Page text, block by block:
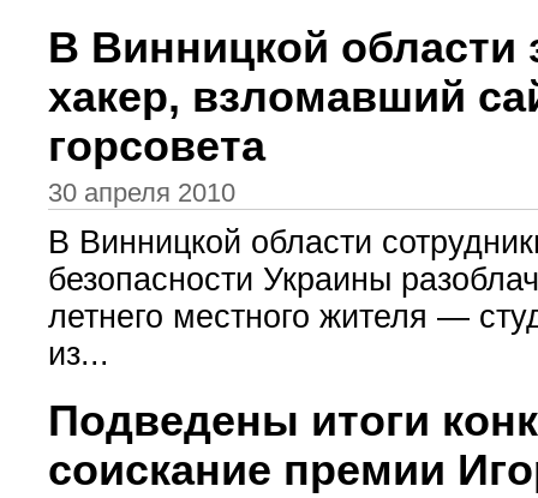
В Винницкой области
хакер, взломавший
горсовета
30 апреля 2010
В Винницкой области
безопасности Украины
летнего местного жителя —
из...
Подведены итоги
соискание премии